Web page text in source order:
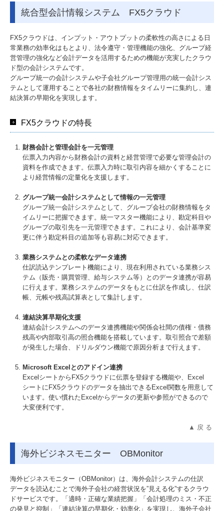
統合型会計情報システム FX5クラウド
FX5クラウドは、インプット・アウトプットの柔軟性の高さによる日
常業務の効率化はもとより、法令遵守・管理機能の強化、グループ経
営管理の強化など会計データを活用するための機能が充実したクラウ
ド型の会計システムです。
グループ統一の会計システムや子会社グループ管理用の統一会計シス
テムとして運用することで各社の財務情報をタイムリーに集約し、連
結決算の早期化を実現します。
FX5クラウドの特長
財務会計と管理会計を一元管理
伝票入力内容から財務会計の資料と経営管理で必要な管理会計の
資料を作成できます。伝票入力時に取引内容を細かくすることに
より経営情報の定量化を支援します。
グループ統一会計システムとして情報の一元管理
グループ統一会計システムとして、グループ会社の財務情報をタ
イムリーに把握できます。統一マスター機能により、勘定科目や
グループの取引先を一元管理できます。これにより、会計基準変
更に伴う勘定科目の追加等も容易に対応できます。
業務システムとの柔軟なデータ連携
仕訳読込テンプレート機能により、現在利用されている業務シス
テム（販売・購買管理、給与システム等）とのデータ連携が容易
に行えます。業務システムのデータをもとに仕訳を作成し、仕訳
帳、元帳や残高試算表として集計します。
連結決算早期化支援
連結会計システムへのデータ連携機能や関係会社間の債権・債務
残高や内部取引高の照合機能を搭載しています。取引照合で差額
が発生した場合、ドリルダウン機能で原因分析まで行えます。
Microsoft Excelとのアドイン連携
ExcelシートからFX5クラウドに伝票を登録する機能や、Excel
シートにFX5クラウドのデータを抽出できるExcel関数を用意して
います。使い慣れたExcelからデータの更新や参照ができるので
大変便利です。
▲ 戻 る
海外ビジネスモニター OBMonitor
海外ビジネスモニター（OBMonitor）は、海外会計システムの仕訳
データを読込むことで海外子会社の経営状況を”見える化”するクラウ
ドサービスです。「適時・正確な業績把握」「会計処理のミス・不正
の発見と抑制」「連結決算の早期化・効率化」を実現し、海外子会社